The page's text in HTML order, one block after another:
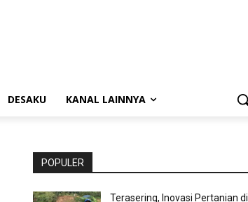
DESAKU KANAL LAINNYA
POPULER
Terasering, Inovasi Pertanian di